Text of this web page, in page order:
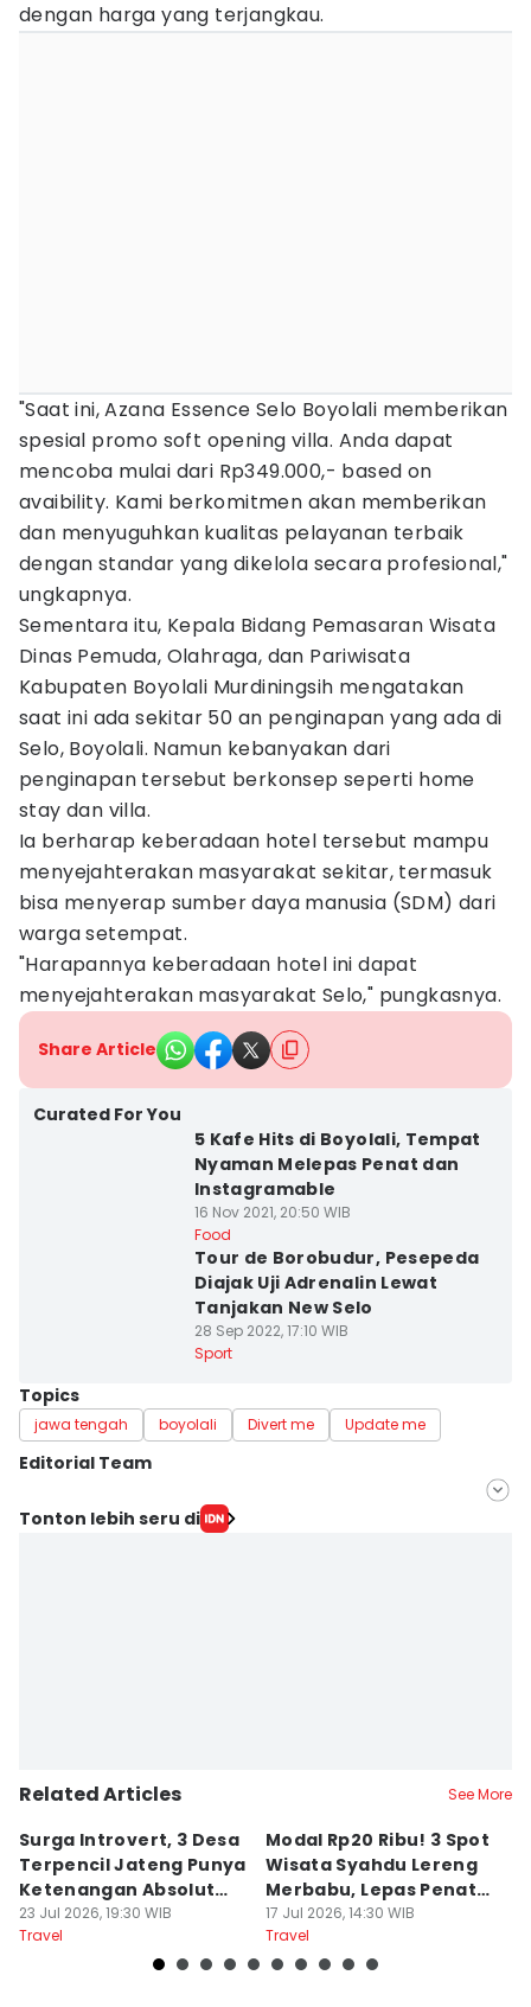
dengan harga yang terjangkau.
"Saat ini, Azana Essence Selo Boyolali memberikan
spesial promo soft opening villa. Anda dapat
mencoba mulai dari Rp349.000,- based on
avaibility. Kami berkomitmen akan memberikan
dan menyuguhkan kualitas pelayanan terbaik
dengan standar yang dikelola secara profesional,"
ungkapnya.
Sementara itu, Kepala Bidang Pemasaran Wisata
Dinas Pemuda, Olahraga, dan Pariwisata
Kabupaten Boyolali Murdiningsih mengatakan
saat ini ada sekitar 50 an penginapan yang ada di
Selo, Boyolali. Namun kebanyakan dari
penginapan tersebut berkonsep seperti home
stay dan villa.
Ia berharap keberadaan hotel tersebut mampu
menyejahterakan masyarakat sekitar, termasuk
bisa menyerap sumber daya manusia (SDM) dari
warga setempat.
"Harapannya keberadaan hotel ini dapat
menyejahterakan masyarakat Selo," pungkasnya.
Share Article
Curated For You
5 Kafe Hits di Boyolali, Tempat
Nyaman Melepas Penat dan
Instagramable
16 Nov 2021, 20:50 WIB
Food
Tour de Borobudur, Pesepeda
Diajak Uji Adrenalin Lewat
Tanjakan New Selo
28 Sep 2022, 17:10 WIB
Sport
Topics
jawa tengah boyolali Divert me Update me
Editorial Team
Editor
Tonton lebih seru di
Related Articles See More
Surga Introvert, 3 Desa
Terpencil Jateng Punya
Ketenangan Absolut
Untuk Disconect
23 Jul 2026, 19:30 WIB
Travel
Modal Rp20 Ribu! 3 Spot
Wisata Syahdu Lereng
Merbabu, Lepas Penat
akhir Pekan!
17 Jul 2026, 14:30 WIB
Travel